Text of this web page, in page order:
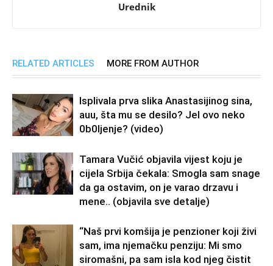
Urednik
RELATED ARTICLES MORE FROM AUTHOR
Isplivala prva slika Anastasijinog sina,
auu, šta mu se desilo? Jel ovo neko
0b0Ijenje? (video)
Tamara Vučić objavila vijest koju je
cijela Srbija čekala: Smogla sam snage
da ga ostavim, on je varao drzavu i
mene.. (objavila sve detalje)
“Naš prvi komšija je penzioner koji živi
sam, ima njemačku penziju: Mi smo
siromašni, pa sam isla kod njeg čistit